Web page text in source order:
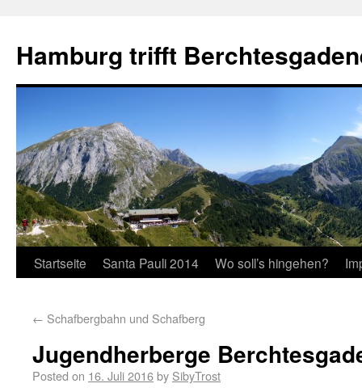
Hamburg trifft
Startseite Santa Pauli 2014 Wo soll’s hingehen?
← Schafbergbahn und Schafberg
Jugendherberge
Posted on 16. Juli 2016by SibyTrost